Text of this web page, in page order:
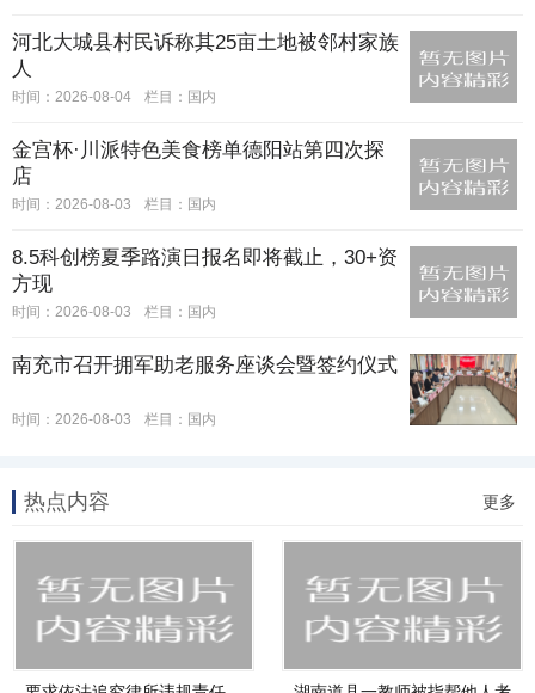
河北大城县村民诉称其25亩土地被邻村家族
人
时间：2026-08-04 栏目： 国内
金宫杯·川派特色美食榜单德阳站第四次探
店
时间：2026-08-03 栏目： 国内
8.5科创榜夏季路演日报名即将截止，30+资
方现
时间：2026-08-03 栏目： 国内
南充市召开拥军助老服务座谈会暨签约仪式
时间：2026-08-03 栏目： 国内
热点内容 更多